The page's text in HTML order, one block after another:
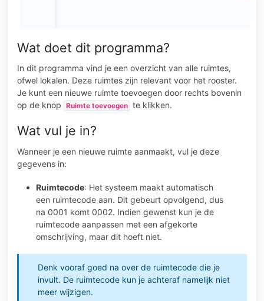
Wat doet dit programma?
In dit programma vind je een overzicht van alle ruimtes,
ofwel lokalen. Deze ruimtes zijn relevant voor het rooster.
Je kunt een nieuwe ruimte toevoegen door rechts bovenin
op de knop
Ruimte toevoegen te klikken.
Wat vul je in?
Wanneer je een nieuwe ruimte aanmaakt, vul je deze
gegevens in:
Ruimtecode: Het systeem maakt automatisch
een ruimtecode aan. Dit gebeurt opvolgend, dus
na 0001 komt 0002. Indien gewenst kun je de
ruimtecode aanpassen met een afgekorte
omschrijving, maar dit hoeft niet.
Denk vooraf goed na over de ruimtecode die je
invult. De ruimtecode kun je achteraf namelijk niet
meer wijzigen.